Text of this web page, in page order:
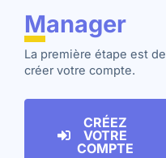
Manager
La première étape est de
créer votre compte.
CRÉEZ
VOTRE
COMPTE